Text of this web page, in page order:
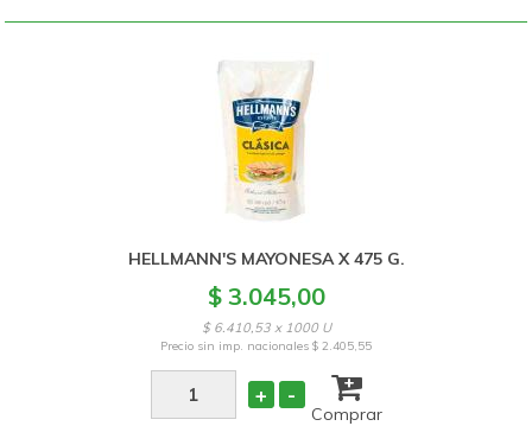
HELLMANN'S MAYONESA X 475 G.
$ 3.045,00
$ 6.410,53 x 1000 U
Precio sin imp. nacionales$ 2.405,55
+ -
Comprar